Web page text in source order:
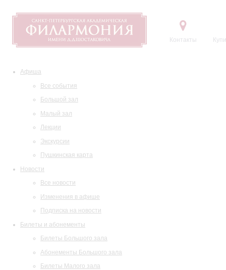
Контакты
Афиша
Все события
Большой зал
Малый зал
Лекции
Экскурсии
Пушкинская карта
Новости
Все новости
Изменения в афише
Подписка на новости
Билеты и абонементы
Билеты Большого зала
Абонементы Большого зала
Билеты Малого зала